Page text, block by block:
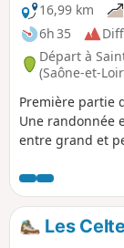
16,99 km
6h 35
Départ à
(Saône-et-
Première partie
Une randonnée
entre grand et
charmants
Les